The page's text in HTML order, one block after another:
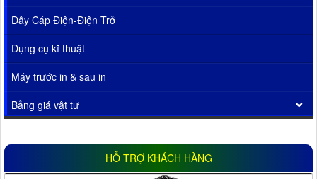
Dây Cáp Điện-Điện Trở
Dụng cụ kĩ thuật
Máy trước in & sau in
Bảng giá vật tư
HỖ TRỢ KHÁCH HÀNG